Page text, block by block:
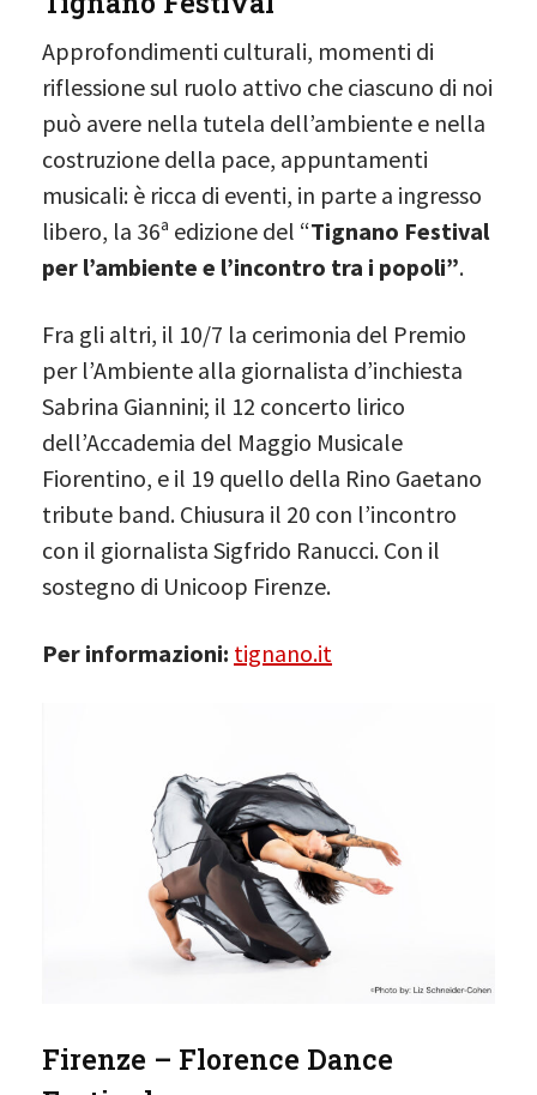
Approfondimenti culturali, momenti di
riflessione sul ruolo attivo che ciascuno di noi
può avere nella tutela dell’ambiente e nella
costruzione della pace, appuntamenti
musicali: è ricca di eventi, in parte a ingresso
libero, la 36ª edizione del “Tignano Festival
per l’ambiente e l’incontro tra i popoli”.
Fra gli altri, il 10/7 la cerimonia del Premio
per l’Ambiente alla giornalista d’inchiesta
Sabrina Giannini; il 12 concerto lirico
dell’Accademia del Maggio Musicale
Fiorentino, e il 19 quello della Rino Gaetano
tribute band. Chiusura il 20 con l’incontro
con il giornalista Sigfrido Ranucci. Con il
sostegno di Unicoop Firenze.
Per informazioni: tignano.it
Firenze – Florence Dance